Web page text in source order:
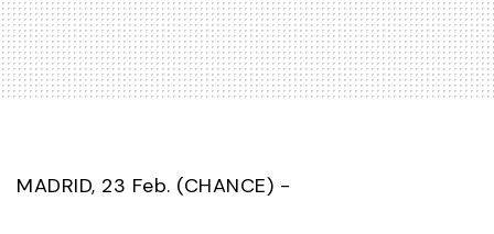
MADRID, 23 Feb. (CHANCE) -